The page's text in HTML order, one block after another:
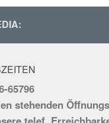
65796
stehenden